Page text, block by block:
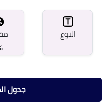
النوع
جدول